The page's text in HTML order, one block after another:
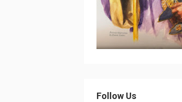
Follow Us